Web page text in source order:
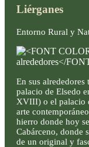
Liérganes
Entorno Rural y
En sus
palacio de Elsedo
XVIII) o el palacio
arte
hierro donde hoy
Cabárceno, donde
de un original y